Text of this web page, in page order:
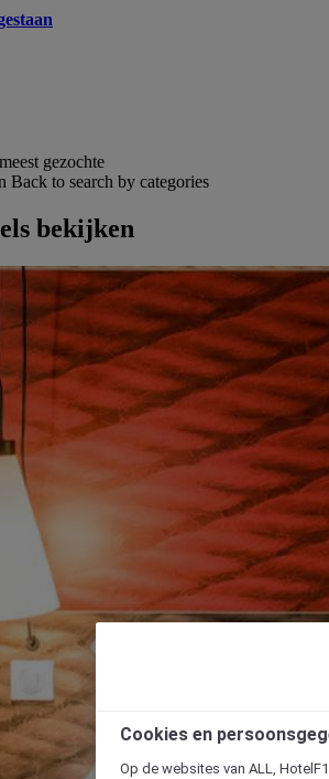
gezochte
Back to search by categories
bekijken
Cookies en
Op de websites van ALL,